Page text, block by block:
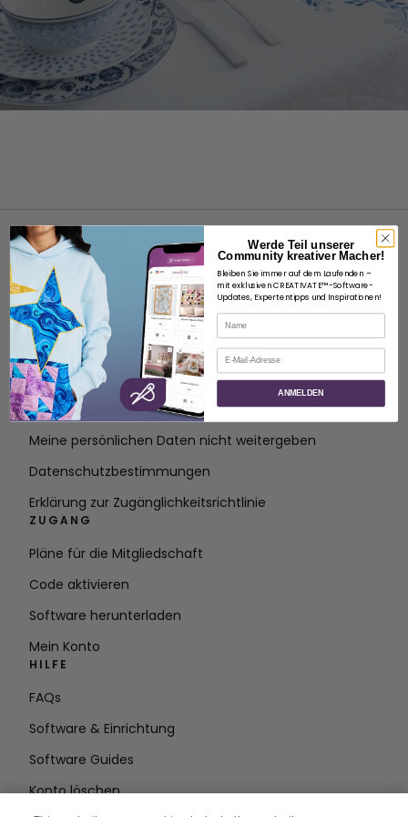
ÜBER
Über SVP Worldwide
Kontakt
Nutzungsbedingungen
Meine persönlichen Daten nicht weitergeben
Datenschutzbestimmungen
Erklärung zur Zugänglichkeitsrichtlinie
ZUGANG
Pläne für die Mitgliedschaft
Code aktivieren
Software herunterladen
Mein Konto
HILFE
FAQs
Software & Einrichtung
Software Guides
Konto löschen
Werde Teil unserer
Community kreativer Macher!
Bleiben Sie immer auf dem Laufenden –
mit exklusiven CREATIVATE™-Software-
Updates, Expertentipps und Inspirationen!
Name
E-Mail
ANMELDEN